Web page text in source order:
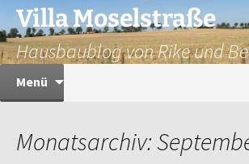
Zum
Inhalt
springen
Villa Moselstraße
Hausbaublog von Rike und
Menü
Monatsarchiv: